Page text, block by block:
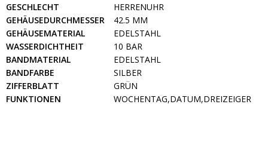
GESCHLECHT
HERRENUHR
GEHÄUSEDURCHMESSER
42.5 MM
GEHÄUSEMATERIAL
EDELSTAHL
WASSERDICHTHEIT
10 BAR
BANDMATERIAL
EDELSTAHL
BANDFARBE
SILBER
ZIFFERBLATT
GRÜN
FUNKTIONEN
WOCHENTAG,DATUM,DREIZEIGER